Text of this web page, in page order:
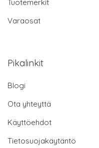
Tuotemerkit
Varaosat
Pikalinkit
Blogi
Ota yhteyttä
Käyttöehdot
Tietosuojakäytäntö